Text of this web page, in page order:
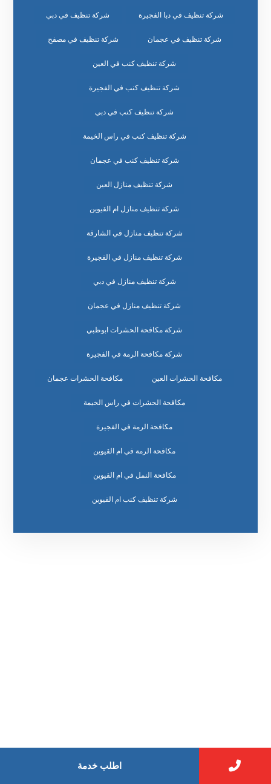
شركة تنظيف في دبا الفجيرة شركة تنظيف في دبي
شركة تنظيف في عجمان شركة تنظيف في مصفح
شركة تنظيف كنب في العين
شركة تنظيف كنب في الفجيرة
شركة تنظيف كنب في دبي
شركة تنظيف كنب في راس الخيمة
شركة تنظيف كنب في عجمان
شركة تنظيف منازل العين
شركة تنظيف منازل ام القيوين
شركة تنظيف منازل في الشارقة
شركة تنظيف منازل في الفجيرة
شركة تنظيف منازل في دبي
شركة تنظيف منازل في عجمان
شركة مكافحة الحشرات ابوظبي
شركة مكافحة الرمة في الفجيرة
مكافحة الحشرات العين مكافحة الحشرات عجمان
مكافحة الحشرات في راس الخيمة
مكافحة الرمة في الفجيرة
مكافحة الرمة في ام القيوين
مكافحة النمل في ام القيوين
مواقعنا
اطلب خدمة